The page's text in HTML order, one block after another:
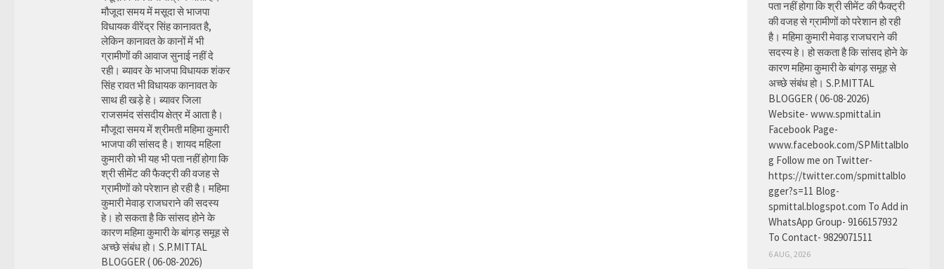
मौजूदा समय में मसूदा से भाजपा
विधायक वीरेंद्र सिंह कानावत है,
लेकिन कानावत के कानों में भी
ग्रामीणों की आवाज सुनाई नहीं दे
रही। ब्यावर के भाजपा विधायक शंकर
सिंह रावत भी विधायक कानावत के
साथ ही खड़े हे। ब्यावर जिला
राजसमंद संसदीय क्षेत्र में आता है।
मौजूदा समय में श्रीमती महिमा कुमारी
भाजपा की सांसद है। शायद महिला
कुमारी को भी यह भी पता नहीं होगा कि
श्री सीमेंट की फैक्ट्री की वजह से
ग्रामीणों को परेशान हो रही है। महिमा
कुमारी मेवाड़ राजघराने की सदस्य
हे। हो सकता है कि सांसद होने के
कारण महिमा कुमारी के बांगड़ समूह से
अच्छे संबंध हो। S.P.MITTAL
BLOGGER ( 06-08-2026)
पता नहीं होगा कि श्री सीमेंट की फैक्ट्री
की वजह से ग्रामीणों को परेशान हो रही
है। महिमा कुमारी मेवाड़ राजघराने की
सदस्य हे। हो सकता है कि सांसद होने के
कारण महिमा कुमारी के बांगड़ समूह से
अच्छे संबंध हो। S.P.MITTAL
BLOGGER ( 06-08-2026)
Website- www.spmittal.in
Facebook Page-
www.facebook.com/SPMittalblo
g Follow me on Twitter-
https://twitter.com/spmittalblo
gger?s=11 Blog-
spmittal.blogspot.com To Add in
WhatsApp Group- 9166157932
To Contact- 9829071511
6 AUG, 2026